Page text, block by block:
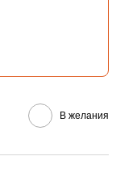
В желания